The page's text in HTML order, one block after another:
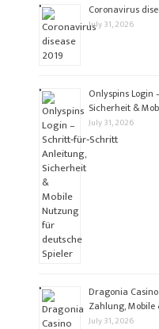
Coronavirus
July 31, 2026
Onlyspins Login
Sicherheit &
July 31, 2026
Dragonia
Zahlung,
July 31, 2026